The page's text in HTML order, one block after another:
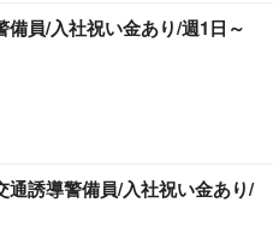
備員/入社祝い金あり/週1日～
通誘導警備員/入社祝い金あり/